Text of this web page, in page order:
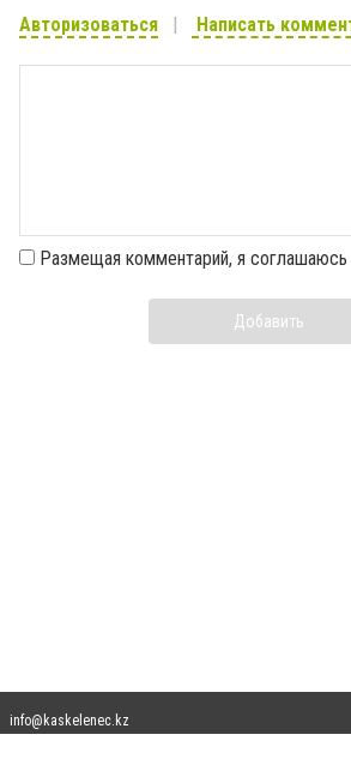
Авторизоваться Написать
Размещая комментарий, я соглашаюсь
Добавить
info@kaskelenec.kz